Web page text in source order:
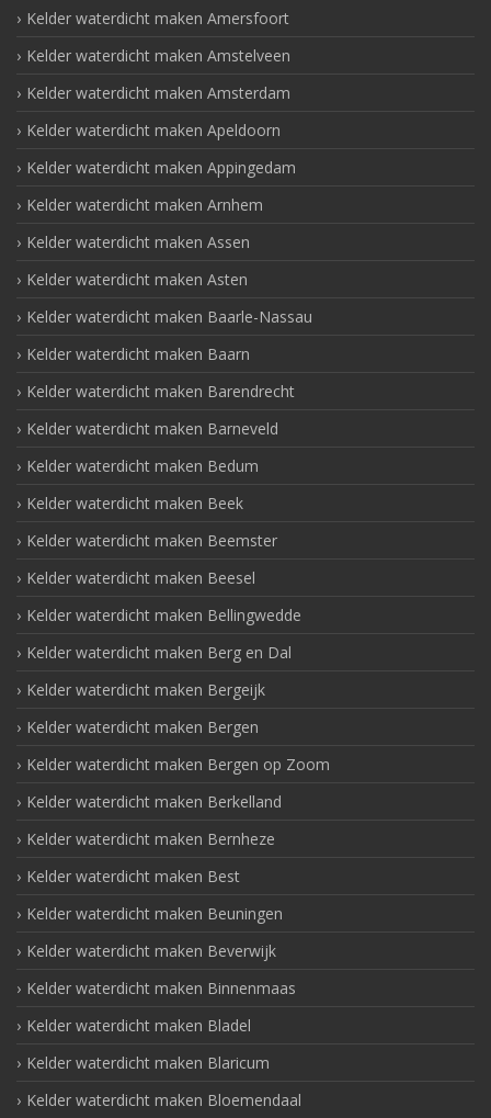
Kelder waterdicht maken Amersfoort
Kelder waterdicht maken Amstelveen
Kelder waterdicht maken Amsterdam
Kelder waterdicht maken Apeldoorn
Kelder waterdicht maken Appingedam
Kelder waterdicht maken Arnhem
Kelder waterdicht maken Assen
Kelder waterdicht maken Asten
Kelder waterdicht maken Baarle-Nassau
Kelder waterdicht maken Baarn
Kelder waterdicht maken Barendrecht
Kelder waterdicht maken Barneveld
Kelder waterdicht maken Bedum
Kelder waterdicht maken Beek
Kelder waterdicht maken Beemster
Kelder waterdicht maken Beesel
Kelder waterdicht maken Bellingwedde
Kelder waterdicht maken Berg en Dal
Kelder waterdicht maken Bergeijk
Kelder waterdicht maken Bergen
Kelder waterdicht maken Bergen op Zoom
Kelder waterdicht maken Berkelland
Kelder waterdicht maken Bernheze
Kelder waterdicht maken Best
Kelder waterdicht maken Beuningen
Kelder waterdicht maken Beverwijk
Kelder waterdicht maken Binnenmaas
Kelder waterdicht maken Bladel
Kelder waterdicht maken Blaricum
Kelder waterdicht maken Bloemendaal